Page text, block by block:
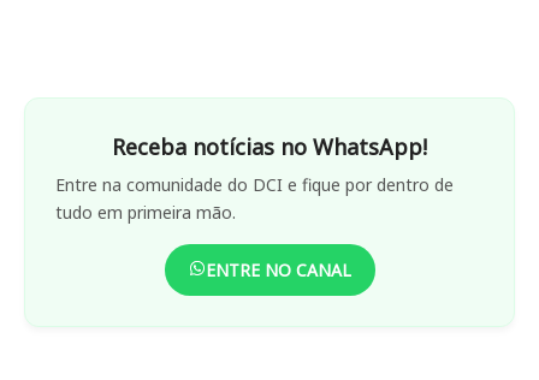
Receba notícias no WhatsApp!
Entre na comunidade do DCI e fique por dentro de
tudo em primeira mão.
ENTRE NO CANAL